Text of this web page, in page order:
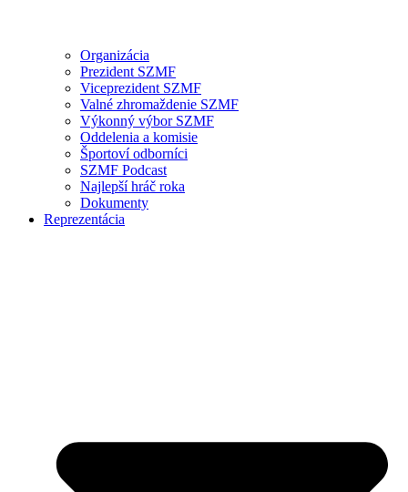
Organizácia
Prezident SZMF
Viceprezident SZMF
Valné zhromaždenie SZMF
Výkonný výbor SZMF
Oddelenia a komisie
Športoví odborníci
SZMF Podcast
Najlepší hráč roka
Dokumenty
Reprezentácia